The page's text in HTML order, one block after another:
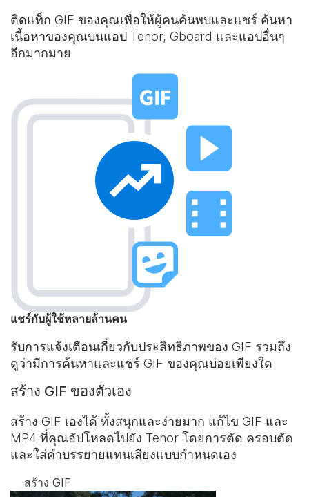
ติดแท็ก GIF ของคุณเพื่อให้ผู้คนค้นพบและแชร์ ค้นหา
เนื้อหาของคุณบนแอป Tenor, Gboard และแอปอื่นๆ
อีกมากมาย
แชร์กับผู้ใช้หลายล้านคน
รับการแจ้งเตือนเกี่ยวกับประสิทธิภาพของ GIF รวมถึง
ดูว่ามีการค้นหาและแชร์ GIF ของคุณบ่อยเพียงใด
สร้าง GIF ของตัวเอง
สร้าง GIF เองได้ ทั้งสนุกและง่ายมาก แก้ไข GIF และ
MP4 ที่คุณอัปโหลดไปยัง Tenor โดยการตัด ครอบตัด
และใส่คำบรรยายแทนเสียงแบบกำหนดเอง
สร้าง GIF